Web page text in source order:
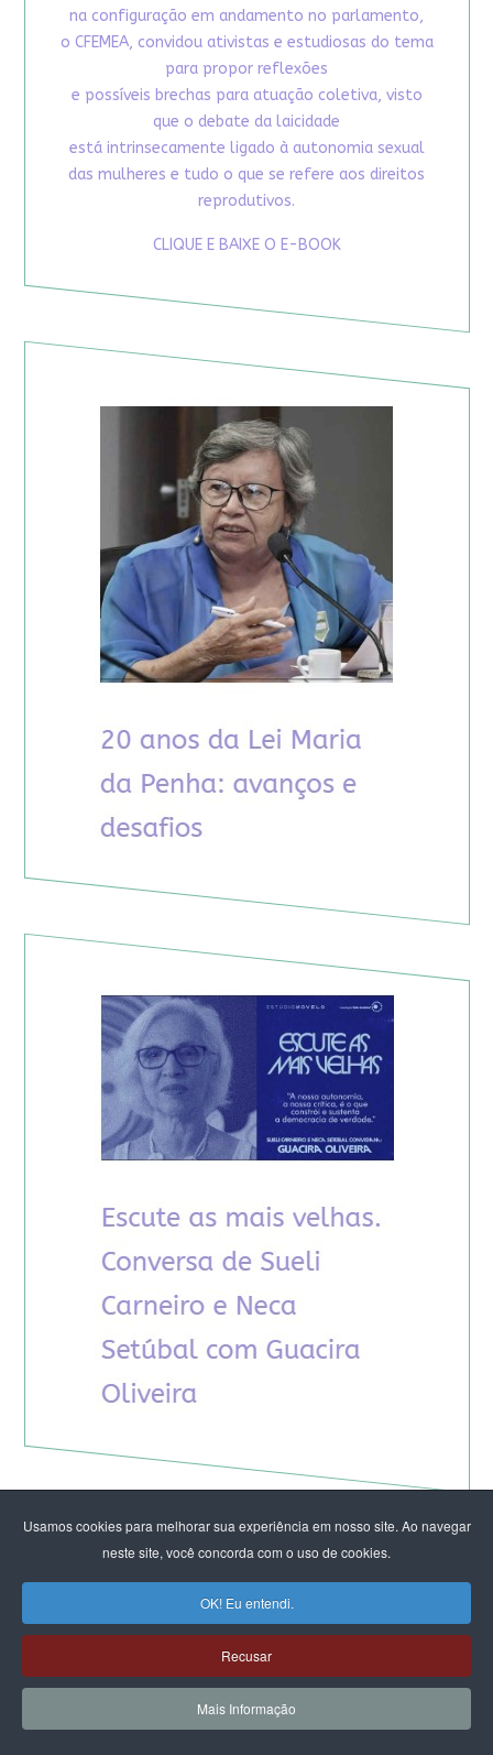
Usamos cookies para melhorar sua experiência em nosso site. Ao navegar
neste site, você concorda com o uso de cookies.
OK! Eu entendi.
Recusar
Mais Informação
na configuração em andamento no parlamento,
o CFEMEA, convidou ativistas e estudiosas do tema
para propor reflexões
e possíveis brechas para atuação coletiva, visto
que o debate da laicidade
está intrinsecamente ligado à autonomia sexual
das mulheres e tudo o que se refere aos direitos
reprodutivos.
CLIQUE E BAIXE O E-BOOK